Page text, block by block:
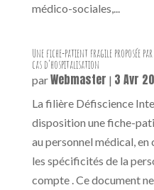
médico-sociales,...
Une fiche-patient fragile proposée
cas d’hospitalisation
parWebmaster | 3 Avr
La filière Défiscience
disposition une fiche-
au personnel médical,
les spécificités de la
compte . Ce document